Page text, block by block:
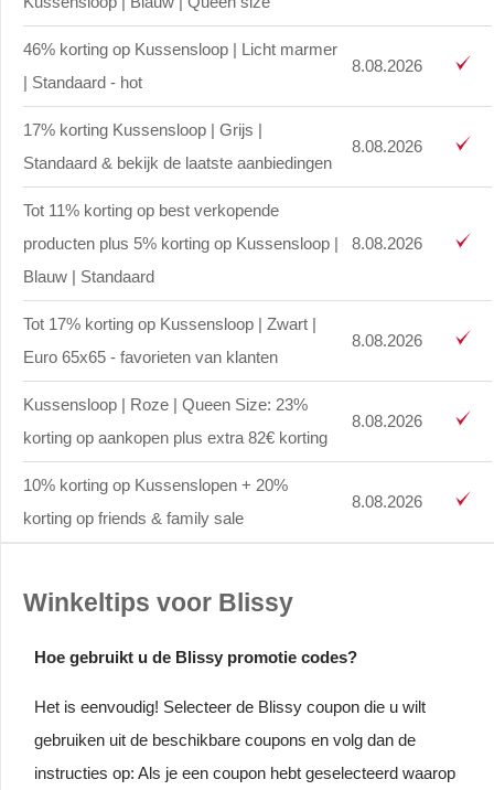
46% korting op Kussensloop | Licht marmer
| Standaard - hot
8.08.2026
17% korting Kussensloop | Grijs |
Standaard & bekijk de laatste aanbiedingen
8.08.2026
Tot 11% korting op best verkopende
producten plus 5% korting op Kussensloop |
Blauw | Standaard
8.08.2026
Tot 17% korting op Kussensloop | Zwart |
Euro 65x65 - favorieten van klanten
8.08.2026
Kussensloop | Roze | Queen Size: 23%
korting op aankopen plus extra 82€ korting
8.08.2026
10% korting op Kussenslopen + 20%
korting op friends & family sale
8.08.2026
Winkeltips voor Blissy
Hoe gebruikt u de Blissy promotie codes?
Het is eenvoudig! Selecteer de Blissy coupon die u wilt
gebruiken uit de beschikbare coupons en volg dan de
instructies op: Als je een coupon hebt geselecteerd waarop